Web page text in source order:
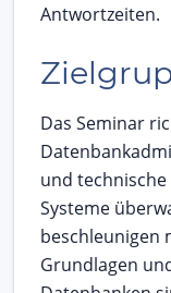
Antwortzeiten.
Das Seminar
und
Systeme
beschleunigen
Grundlagen